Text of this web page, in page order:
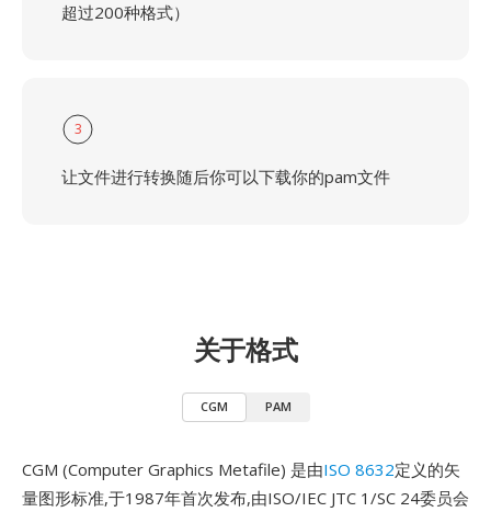
超过200种格式）
3
让文件进行转换随后你可以下载你的pam文件
关于格式
CGM PAM
CGM (Computer Graphics Metafile) 是由ISO 8632定义的矢
量图形标准,于1987年首次发布,由ISO/IEC JTC 1/SC 24委员会